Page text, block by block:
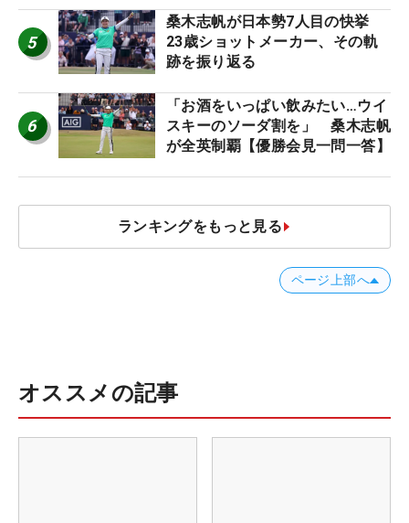
5
桑木志帆が日本勢7人目の快挙
23歳ショットメーカー、その軌
跡を振り返る
6
「お酒をいっぱい飲みたい…ウイ
スキーのソーダ割を」 桑木志帆
が全英制覇【優勝会見一問一答】
ランキングをもっと見る
ページ上部へ
オススメの記事